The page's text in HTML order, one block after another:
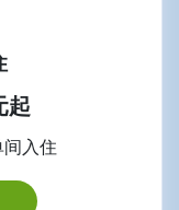
起
入住